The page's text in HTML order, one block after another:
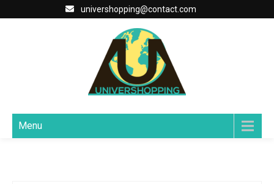
univershopping@contact.com
Menu